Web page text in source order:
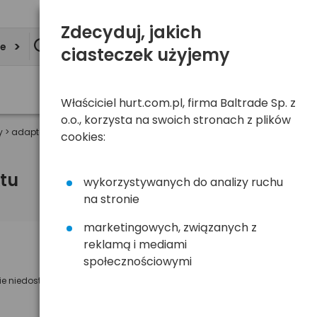
> adaptery do ładowarki uniwersalnej foto Whitenergy
niedostępny
Powiadom mnie o dostępności
Zdecyduj, jakich
ciasteczek użyjemy
Właściciel hurt.com.pl, firma Baltrade Sp. z
o.o., korzysta na swoich stronach z plików
cookies:
wykorzystywanych do analizy ruchu
na stronie
marketingowych, związanych z
reklamą i mediami
społecznościowymi